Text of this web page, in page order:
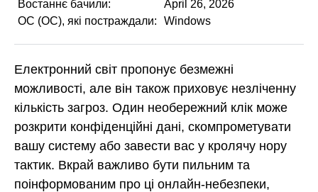
Востаннє бачили:
April 26, 2026
ОС (ОС), які постраждали:
Windows
Електронний світ пропонує безмежні
можливості, але він також приховує незліченну
кількість загроз. Один необережний клік може
розкрити конфіденційні дані, скомпрометувати
вашу систему або завести вас у кролячу нору
тактик. Вкрай важливо бути пильним та
поінформованим про ці онлайн-небезпеки,